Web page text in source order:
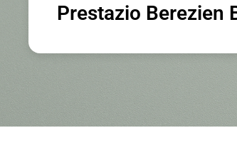
Prestazio Berezien